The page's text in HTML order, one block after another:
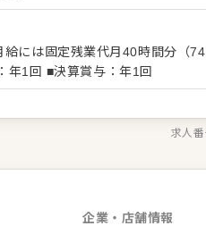
ご活躍ください。 ＜おすすめポイ
性の高い人気店を多数運営して
ブルーボックスカフェ」など）
制度、副業制度など、独自の福
には固定残業代月40時間分（
は別途支給 ■給与改定：年1回 ■決算賞与：年1回
求人
企業・店舗情報